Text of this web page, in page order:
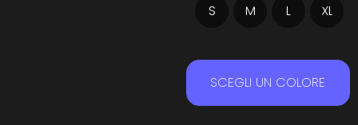
S M L XL
SCEGLI UN COLORE